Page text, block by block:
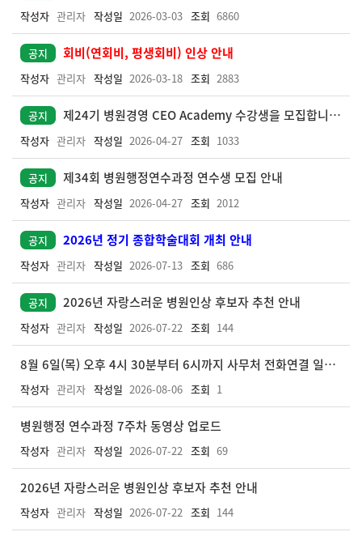
작성자 관리자 작성일 2026-03-03 조회 6860
공지 회비(연회비, 평생회비) 인상 안내
작성자 관리자 작성일 2026-03-18 조회 2883
공지 제24기 병원경영 CEO Academy 수강생을 모집합니다.
작성자 관리자 작성일 2026-04-27 조회 1033
공지 제34회 병원행정연수과정 연수생 모집 안내
작성자 관리자 작성일 2026-04-27 조회 2012
공지 2026년 정기 종합학술대회 개최 안내
작성자 관리자 작성일 2026-07-13 조회 686
공지 2026년 자랑스러운 병원인상 후보자 추천 안내
작성자 관리자 작성일 2026-07-22 조회 144
8월 6일(목) 오후 4시 30분부터 6시까지 사무처 전화연결 일시중지 안내
작성자 관리자 작성일 2026-08-06 조회 1
병원행정 연수과정 7주차 동영상 업로드
작성자 관리자 작성일 2026-07-22 조회 69
2026년 자랑스러운 병원인상 후보자 추천 안내
작성자 관리자 작성일 2026-07-22 조회 144